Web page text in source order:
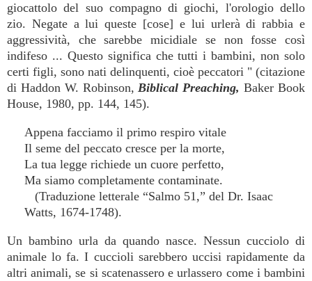
giocattolo del suo compagno di giochi, l'orologio dello
zio. Negate a lui queste [cose] e lui urlerà di rabbia e
aggressività, che sarebbe micidiale se non fosse così
indifeso ... Questo significa che tutti i bambini, non solo
certi figli, sono nati delinquenti, cioè peccatori " (citazione
di Haddon W. Robinson,Biblical Preaching, Baker Book
House, 1980, pp. 144, 145).
Appena facciamo il primo respiro vitale
Il seme del peccato cresce per la morte,
La tua legge richiede un cuore perfetto,
Ma siamo completamente contaminate.
(Traduzione letterale “Salmo 51,” del Dr. Isaac
Watts, 1674-1748).
Un bambino urla da quando nasce. Nessun cucciolo di
animale lo fa. I cuccioli sarebbero uccisi rapidamente da
altri animali, se si scatenassero e urlassero come i bambini